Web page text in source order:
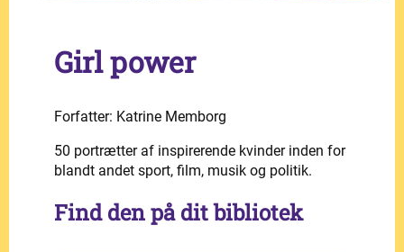
Girl power
Forfatter: Katrine Memborg
50 portrætter af inspirerende kvinder inden for
blandt andet sport, film, musik og politik.
Find den på dit bibliotek